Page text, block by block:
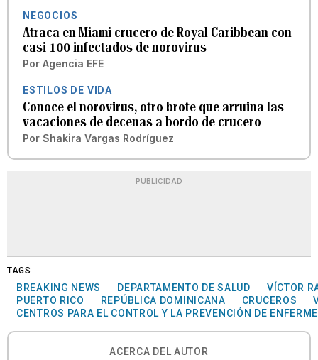
NEGOCIOS
Atraca en Miami crucero de Royal Caribbean con
casi 100 infectados de norovirus
Por Agencia EFE
ESTILOS DE VIDA
Conoce el norovirus, otro brote que arruina las
vacaciones de decenas a bordo de crucero
Por Shakira Vargas Rodríguez
PUBLICIDAD
TAGS
BREAKING NEWS DEPARTAMENTO DE SALUD
VÍCTOR
PUERTO RICO
REPÚBLICA DOMINICANA CRUCEROS
CENTROS PARA EL CONTROL Y LA PREVENCIÓN DE
ACERCA DEL AUTOR